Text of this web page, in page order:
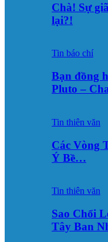
Chà! Sự
lại?!
Tin báo chí
Bạn đồng
Pluto –
Tin thiên văn
Các Vòng
Ý Bề…
Tin thiên văn
Sao Chổi
Tây Ban